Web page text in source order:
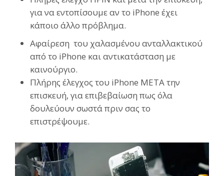
για να εντοπίσουμε αν το iPhone έχει
κάποιο άλλο πρόβλημα.
Αφαίρεση του χαλασμένου ανταλλακτικού
από το iPhone και αντικατάσταση με
καινούργιο.
Πλήρης έλεγχος του iPhone ΜΕΤΑ την
επισκευή, για επιβεβαίωση πως όλα
δουλεύουν σωστά πριν σας το
επιστρέψουμε.